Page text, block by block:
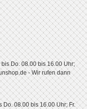
Do. 08.00 bis 16.00 Uhr;
- Wir rufen dann
08.00 bis 16.00 Uhr; Fr.